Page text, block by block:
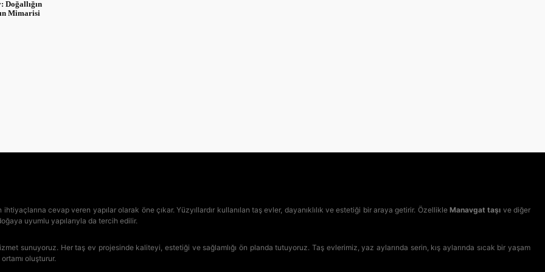
Doğallığın
Mimarisi
cevap veren yapılar olarak öne çıkar. Yüzyıllardır kullanılan taş evler, dayanıklılık ve estetiği bir araya getirir. Özellikle Manavgat taşı ve diğer
uyumlu yapılarıyla da tercih edilir.
sunuyoruz. Her taş ev projesinde kaliteyi, estetiği ve sağlamlığı ön planda tutuyoruz. Taş evlerimiz, yaz aylarında serin, kış aylarında sıcak bir yaşam
oluşturur.